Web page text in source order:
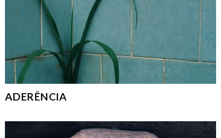
ADERÊNCIA